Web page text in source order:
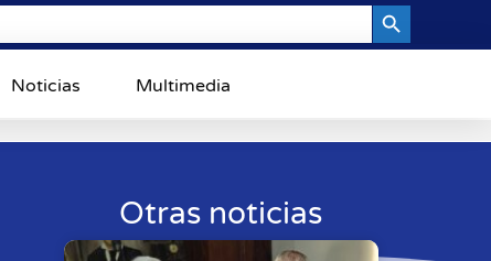
Noticias Multimedia
Otras noticias